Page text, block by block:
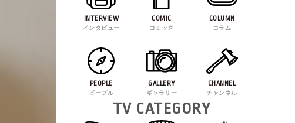
INTERVIEW
インタビュー
COMIC
コミック
COLUMN
コラム
PEOPLE
ピープル
GALLERY
ギャラリー
CHANNEL
チャンネル
TV CATEGORY